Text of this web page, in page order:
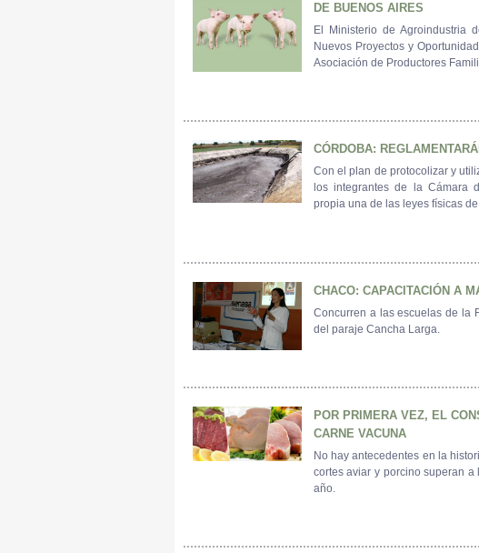
DE BUENOS AIRES
El Ministerio de Agroindustria
Nuevos Proyectos y
Asociación de Productores
CÓRDOBA:
Con el plan de protocolizar y
los integrantes de la Cámara
propia una de las leyes físicas
CHACO: CAPACITACIÓN A
Concurren a las escuelas de la
del paraje Cancha Larga.
POR PRIMERA VEZ, EL
CARNE VACUNA
No hay antecedentes en la
cortes aviar y porcino superan
año.